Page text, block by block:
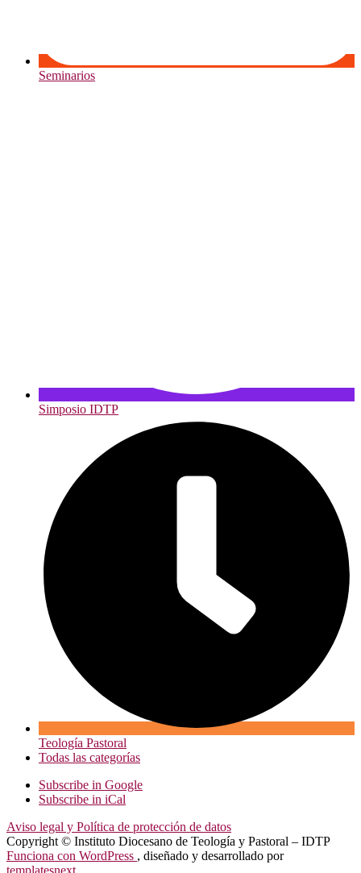
Seminarios
Simposio IDTP
Teología Pastoral
Todas las categorías
Subscribe in Google
Subscribe in iCal
Aviso legal y Política de protección de datos
Copyright © Instituto Diocesano de Teología y Pastoral – IDTP
Funciona con WordPress , diseñado y desarrollado por
templatesnext